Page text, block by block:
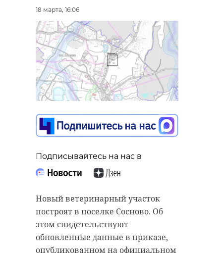
18 марта, 16:06
Подписывайтесь на нас в
Новый ветеринарный участок
построят в поселке Сосново. Об
этом свидетельствуют
обновленные данные в приказе,
опубликованном на официальном